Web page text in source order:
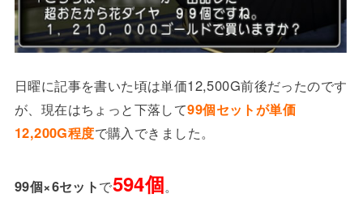
日曜に記事を書いた頃は単価12,500G前後だったのです
が、現在はちょっと下落して99個セットが単価
12,200G程度で購入できました。
99個×6セットで594個。